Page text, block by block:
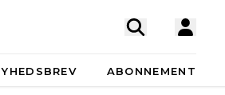
ABONNEMENT